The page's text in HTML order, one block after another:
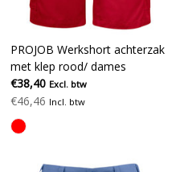
PROJOB Werkshort achterzak
met klep rood/ dames
€38,40 Excl. btw
€46,46 Incl. btw